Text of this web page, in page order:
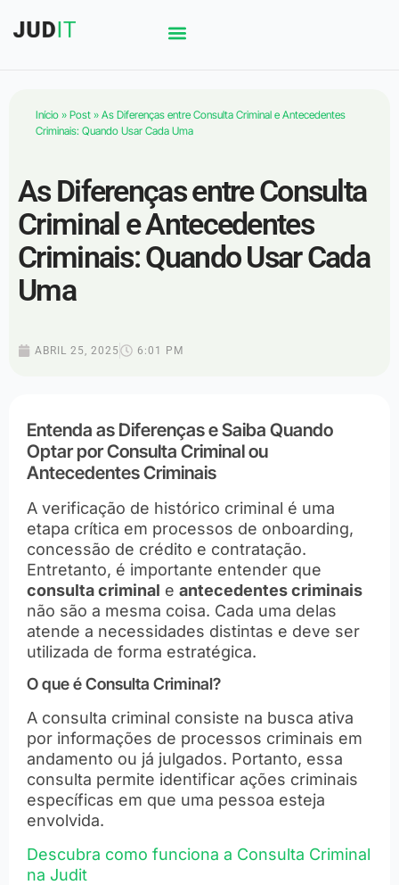
Início » Post » As Diferenças entre Consulta Criminal e Antecedentes
Criminais: Quando Usar Cada Uma
As Diferenças entre Consulta
Criminal e Antecedentes
Criminais: Quando Usar Cada
Uma
ABRIL 25, 2025 6:01 PM
Entenda as Diferenças e Saiba Quando
Optar por Consulta Criminal ou
Antecedentes Criminais
A verificação de histórico criminal é uma
etapa crítica em processos de onboarding,
concessão de crédito e contratação.
Entretanto, é importante entender que
consulta criminal e antecedentes criminais
não são a mesma coisa. Cada uma delas
atende a necessidades distintas e deve ser
utilizada de forma estratégica.
O que é Consulta Criminal?
A consulta criminal consiste na busca ativa
por informações de processos criminais em
andamento ou já julgados. Portanto, essa
consulta permite identificar ações criminais
específicas em que uma pessoa esteja
envolvida.
Descubra como funciona a Consulta Criminal
na Judit